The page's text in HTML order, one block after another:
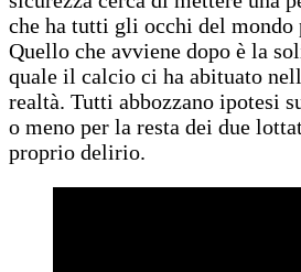
che ha tutti gli occhi del mondo
Quello che avviene dopo è la
quale il calcio ci ha abituato
realtà. Tutti abbozzano ipotesi
o meno per la resta dei due
proprio delirio.